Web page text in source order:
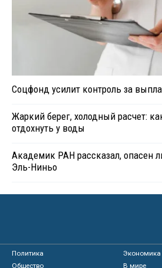
Соцфонд усилит контроль за
Жаркий берег, холодный расчет:
отдохнуть у воды
Академик РАН рассказал, опасен
Эль-Ниньо
Политика
Экономика
Общество
В мире